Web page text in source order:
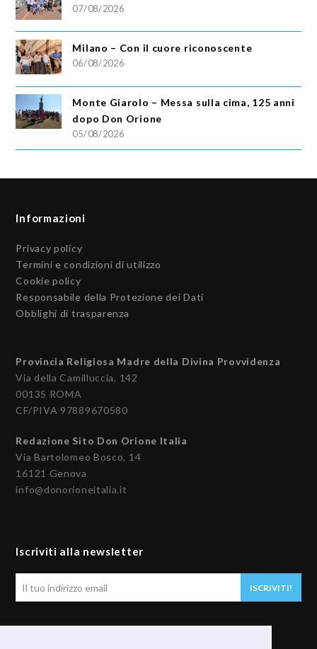
07/08/2026
Milano – Con il cuore riconoscente
06/08/2026
Monte Giarolo – Messa sulla cima, 125 anni
dopo Don Orione
05/08/2026
Informazioni
Privacy policy
Termini e condizioni di utilizzo
Cookie policy
Responsabile della Protezione dei Dati
Obblighi di trasparenza
Provincia Religiosa Madre della Divina Provvidenza
Via della Camilluccia, 142
00135 ROMA
CF/PIVA 97889670580
Redazione Sito Don Orione Italia
Via Bartolomeo Bosco, 14
16121 Genova
info@donorioneitalia.it
Iscriviti alla newsletter
ISCRIVITI!